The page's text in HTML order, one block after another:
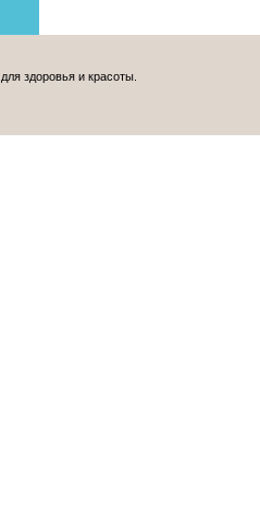
здоровья и красоты.